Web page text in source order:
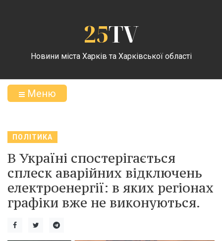
25TV
Новини міста Харків та Харківської області
Меню
ПОЛІТИКА
В Україні спостерігається
сплеск аварійних відключень
електроенергії: в яких регіонах
графіки вже не виконуються.